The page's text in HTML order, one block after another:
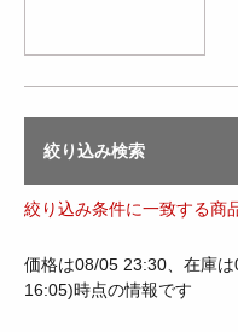
絞り込み検索
絞り込み条件に一致する商
価格は08/05 23:30、在庫
16:05)時点の情報です